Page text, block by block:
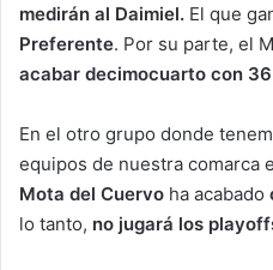
medirán al Daimiel. El que
Preferente. Por su parte, el
acabar decimocuarto con
En el otro grupo donde
equipos de nuestra comarca
Mota del Cuervo ha acabado
lo tanto, no jugará los